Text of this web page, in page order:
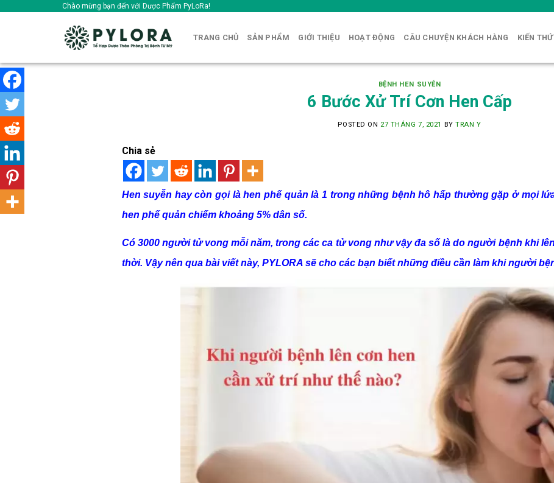
Chào mừng bạn đến với Dược Phẩm PyLoRa!
TRANG CHỦ SẢN PHẨM GIỚI THIỆU HOẠT ĐỘNG CÂU CHUYỆN KHÁCH HÀNG KIẾN
BỆNH HEN SUYỄN
6 Bước Xử Trí Cơn Hen Cấp
POSTED ON 27 THÁNG 7, 2021 BYTRAN Y
Chia sẻ
Hen suyễn hay còn gọi là hen phế quản là 1 trong những bệnh hô hấp thường gặp ở mọi
hen phế quản chiếm khoảng 5% dân số.
Có 3000 người tử vong mỗi năm, trong các ca tử vong như vậy đa số là do người bệnh khi
thời. Vậy nên qua bài viết này, PYLORA sẽ cho các bạn biết những điều cần làm khi người